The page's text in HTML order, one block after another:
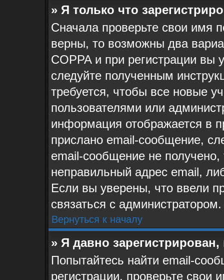
» Я только что
Сначала проверьте свои имя
верны, то возможны два
COPPA и при регистрации вы
следуйте полученным
требуется, чтобы все новые
пользователями или
информация отображается в
прислано email-сообщение,
email-сообщение не
неправильный адрес email,
Если вы уверены, что ввели
связаться с администратором.
Вернуться к началу
» Я давно
Попытайтесь найти email-
регистрации, проверьте свои